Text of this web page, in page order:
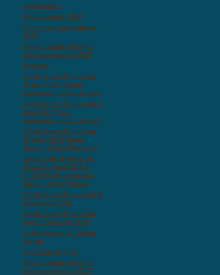
Localisation
Fête du sport 2022
Forum des associations
2022
Fête du sport et Forum
des associations 2020
Horaires
Article Ouest France du
20 juin 2018 Quatre
nouveaux gradés au club
Article Ouest France du 4
juillet 2017 Neuf
nouveaux gradés au club
Article Ouest France du
20 Aout 2016 Stage
Toshiro SUGA Ploemeur
Stage d'été d'Aïkido du
15 au 21 Aout 2016 à
PLOEMEUR animé par
Toshiro SUGA Shihan
Article Ouest France du 5
Novembre 2015
Article Ouest France du
mardi 13 janvier 2015
Le Reigisaho par Kanaï
Senseï
Condition et Tarifs
Fête du sport et Forum
des associations 2014